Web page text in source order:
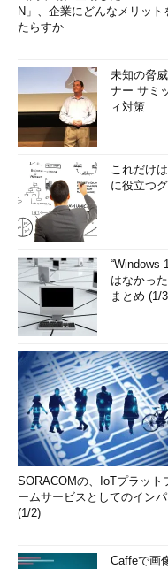
N」、企業にどんなメリット
たらすか
未知の脅
ナー サミ
ィ対策
これだけ
に役立つ
“Windows
はなかっ
まとめ (1/
SORACOMの、IoTプラット
ームサービスとしてのインパ
(1/2)
Caffeで画